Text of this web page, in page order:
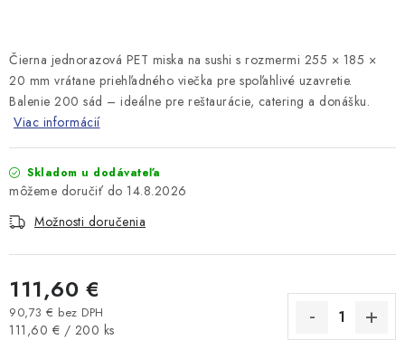
Čierna jednorazová PET miska na sushi s rozmermi 255 × 185 ×
20 mm vrátane priehľadného viečka pre spoľahlivé uzavretie.
Balenie 200 sád – ideálne pre reštaurácie, catering a donášku.
Viac informácií
Skladom u dodávateľa
14.8.2026
Možnosti doručenia
111,60 €
90,73 € bez DPH
Jednotková cena:
111,60 € / 200 ks